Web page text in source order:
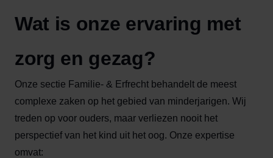
Wat is onze ervaring met
zorg en gezag?
Onze sectie Familie- & Erfrecht behandelt de meest
complexe zaken op het gebied van minderjarigen. Wij
treden op voor ouders, maar verliezen nooit het
perspectief van het kind uit het oog. Onze expertise
omvat: